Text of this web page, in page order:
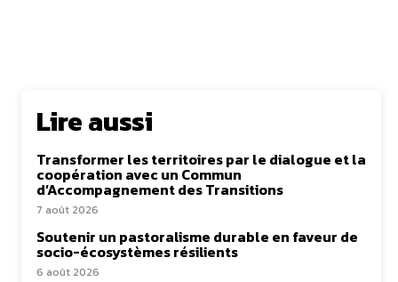
Lire aussi
Transformer les territoires par le dialogue et la
coopération avec un Commun
d’Accompagnement des Transitions
7 août 2026
Soutenir un pastoralisme durable en faveur de
socio-écosystèmes résilients
6 août 2026